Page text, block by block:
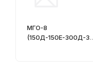
МГО-8
(150Д-150Е-300Д-30